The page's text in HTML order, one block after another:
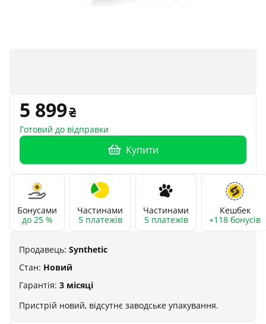
5 899
Готовий до відправки
Купити
Бонусами
до 25 %
Частинами
5 платежів
Частинами
5 платежів
Кешбек
+118 бонусів
Продавець: Synthetic
Стан: Новий
Гарантія: 3 місяці
Пристрій новий, відсутнє заводське упакування.